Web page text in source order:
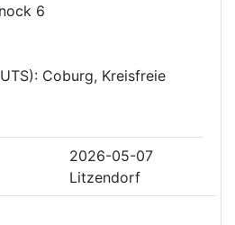
6
Coburg, Kreisfreie
2026-05-07
Litzendorf